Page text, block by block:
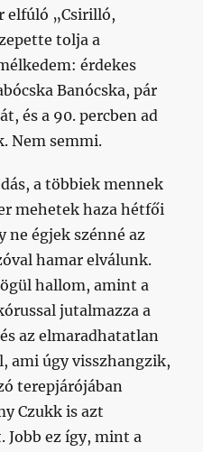
elfúló „Csirilló,
tolja a
érdekes
Banócska, pár
és a 90. percben ad
Nem semmi.
a többiek mennek
mehetek haza hétfői
ne égjek szénné az
hamar elválunk.
hallom, amint a
jutalmazza a
az elmaradhatatlan
ami úgy visszhangzik,
terepjárójában
Czukk is azt
Jobb ez így, mint a